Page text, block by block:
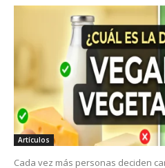
Artículos
Cada vez más personas deciden